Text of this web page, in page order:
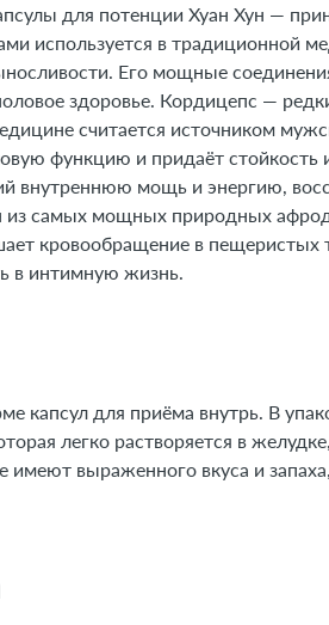
для потенции Хуан Хун —
используется в традиционной
Его мощные
здоровье. Кордицепс —
считается источником
функцию и придаёт стойкость
внутреннюю мощь и энергию,
самых мощных природных
кровообращение в пещеристых
в интимную жизнь.
капсул для приёма внутрь. В
легко растворяется в
выраженного вкуса и